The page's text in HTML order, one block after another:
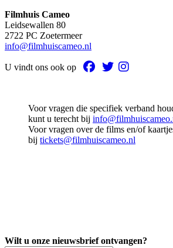
Filmhuis Cameo
Leidsewallen 80
2722 PC Zoetermeer
info@filmhuiscameo.nl
U vindt ons ook op
Voor vragen die specifiek verband
kunt u terecht bij
Voor vragen over de films en/of
bij tickets@filmhuiscameo.nl
Wilt u onze nieuwsbrief ontvangen?